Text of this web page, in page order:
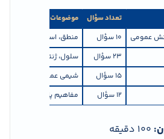
تعداد سؤال
موضوعات
عمومی
10 سؤال
منطق، استدلال، تحلیل
23 سؤال
سلول، ژنتیک،
15 سؤال
شیمی عمومی و آلی،
12 سؤال مفاهیم پایه ریاضی،